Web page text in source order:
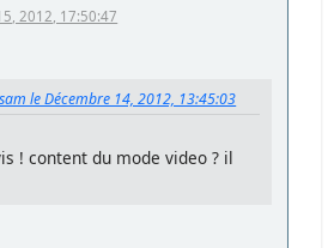
2012, 17:50:47
le Décembre 14, 2012, 13:45:03
! content du mode video ? il